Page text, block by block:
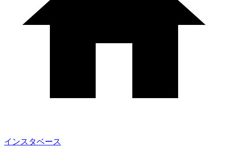
インスタベース